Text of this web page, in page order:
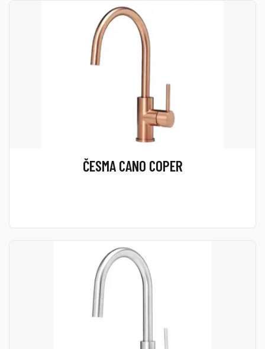
ČESMA CANO COPER